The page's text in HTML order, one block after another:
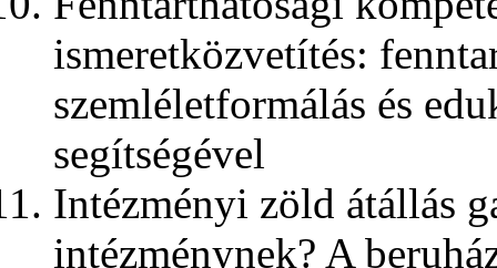
ismeretközvetítés:
szemléletformálás és
segítségével
Intézményi zöld átállás
intézménynek? A